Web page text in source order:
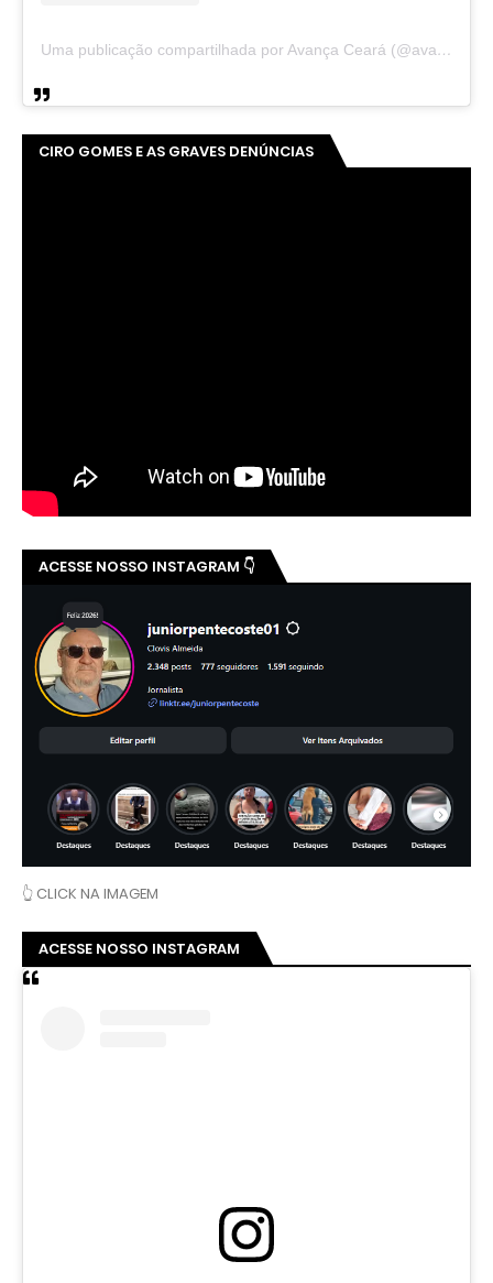
Uma publicação compartilhada por Avança Ceará (@avancaceara)
CIRO GOMES E AS GRAVES DENÚNCIAS
ACESSE NOSSO INSTAGRAM 👇
👆 CLICK NA IMAGEM
ACESSE NOSSO INSTAGRAM